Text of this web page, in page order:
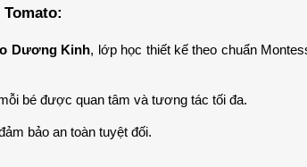
Dương Kinh, lớp học thiết kế theo chuẩn
bé được quan tâm và tương tác tối đa.
bảo an toàn tuyệt đối.